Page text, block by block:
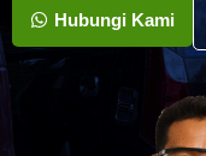
Hubungi Kami